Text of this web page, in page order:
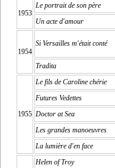
1953
Le portrait de son père
Un acte d'amour
1954
Si Versailles m'était conté
Tradita
1955
Le fils de Caroline chérie
Futures Vedettes
Doctor at Sea
Les grandes manoeuvres
La lumière d'en face
Helen of Troy